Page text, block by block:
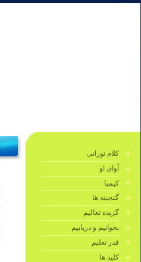
کلام نورانی
آوای او
کیمیا
گنجینه ها
گزیده تعالیم
بخوانیم و دریابیم
قدر تعلیم
کلید ها